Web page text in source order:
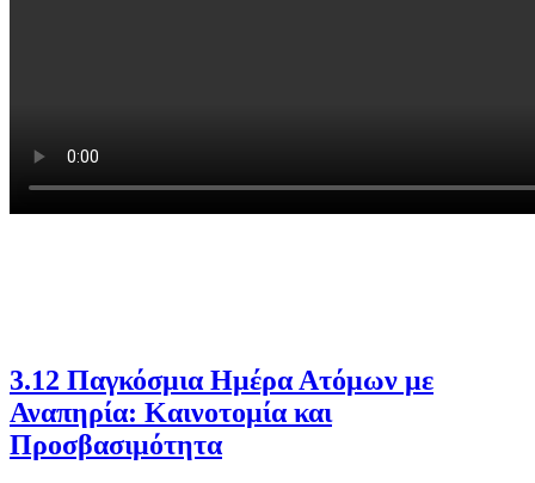
3.12 Παγκόσμια Ημέρα Ατόμων με
Αναπηρία: Καινοτομία και
Προσβασιμότητα